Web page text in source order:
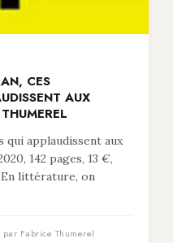
CES
AUX
qui applaudissent aux
142 pages, 13 €,
littérature, on
Fabrice Thumerel